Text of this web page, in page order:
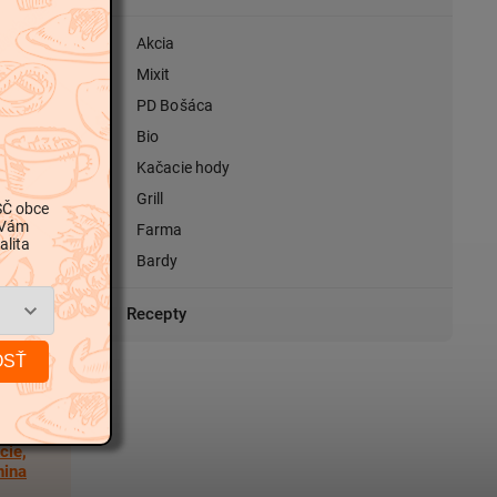
Akcia
Mixit
PD Bošáca
Bio
Kačacie hody
Grill
Farma
Bardy
Recepty
obce